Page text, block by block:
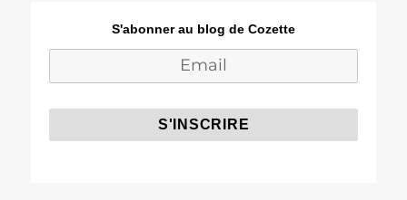
S'abonner au blog de Cozette